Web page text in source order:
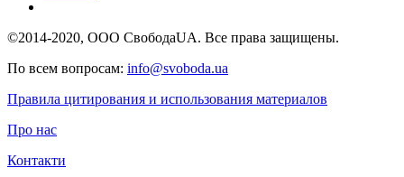
©2014-2020, ООО СвободаUA. Все права защищены.
По всем вопросам: info@svoboda.ua
Правила цитирования и использования материалов
Про нас
Контакти